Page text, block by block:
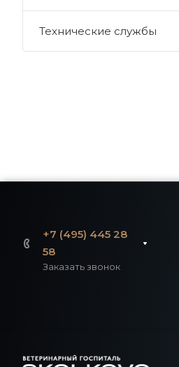
Технические службы
+7 (495) 445 28
58
Заказать звонок